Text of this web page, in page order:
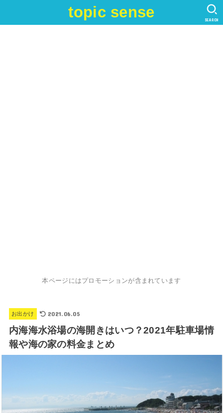
topic sense SEARCH
本ページにはプロモーションが含まれています
お出かけ 2021.06.05
内海海水浴場の海開きはいつ？2021年駐車場情
報や海の家の料金まとめ